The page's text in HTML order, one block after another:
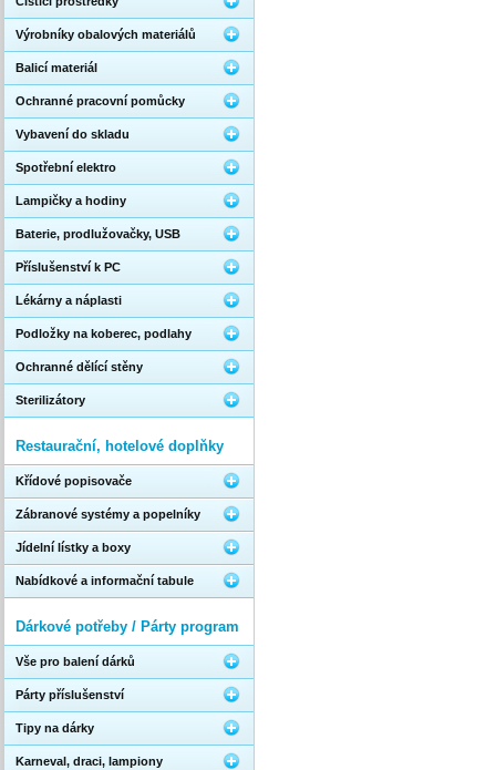
Výrobníky obalových materiálů
Balicí materiál
Ochranné pracovní pomůcky
Vybavení do skladu
Spotřební elektro
Lampičky a hodiny
Baterie, prodlužovačky, USB
Příslušenství k PC
Lékárny a náplasti
Podložky na koberec, podlahy
Ochranné dělící stěny
Sterilizátory
Restaurační, hotelové doplňky
Křídové popisovače
Zábranové systémy a popelníky
Jídelní lístky a boxy
Nabídkové a informační tabule
Dárkové potřeby / Párty program
Vše pro balení dárků
Párty příslušenství
Tipy na dárky
Karneval, draci, lampiony